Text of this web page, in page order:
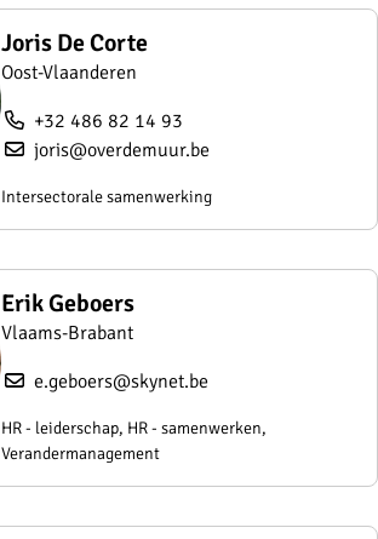
Joris De Corte
Oost-Vlaanderen
+32 486 82 14 93
joris@overdemuur.be
Intersectorale samenwerking
Erik Geboers
Vlaams-Brabant
e.geboers@skynet.be
HR - leiderschap, HR - samenwerken,
Verandermanagement